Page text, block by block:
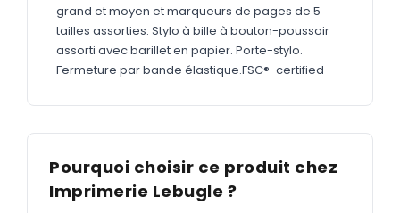
MARQUAGE TEXTILE
Tee-shirts
Catalogue complet Nouveau
grand et moyen et marqueurs de pages de 5
tailles assorties. Stylo à bille à bouton-poussoir
assorti avec barillet en papier. Porte-stylo.
Fermeture par bande élastique.FSC®-certified
Pourquoi choisir ce produit chez
Imprimerie Lebugle ?